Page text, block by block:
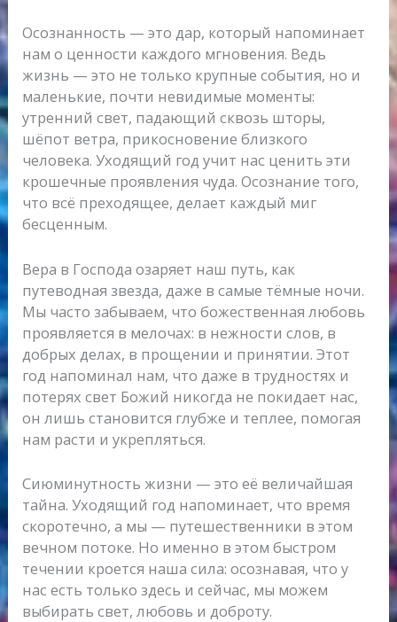
Осознанность — это дар, который напоминает
нам о ценности каждого мгновения. Ведь
жизнь — это не только крупные события, но и
маленькие, почти невидимые моменты:
утренний свет, падающий сквозь шторы,
шёпот ветра, прикосновение близкого
человека. Уходящий год учит нас ценить эти
крошечные проявления чуда. Осознание того,
что всё преходящее, делает каждый миг
бесценным.
Вера в Господа озаряет наш путь, как
путеводная звезда, даже в самые тёмные ночи.
Мы часто забываем, что божественная любовь
проявляется в мелочах: в нежности слов, в
добрых делах, в прощении и принятии. Этот
год напоминал нам, что даже в трудностях и
потерях свет Божий никогда не покидает нас,
он лишь становится глубже и теплее, помогая
нам расти и укрепляться.
Сиюминутность жизни — это её величайшая
тайна. Уходящий год напоминает, что время
скоротечно, а мы — путешественники в этом
вечном потоке. Но именно в этом быстром
течении кроется наша сила: осознавая, что у
нас есть только здесь и сейчас, мы можем
выбирать свет, любовь и доброту.